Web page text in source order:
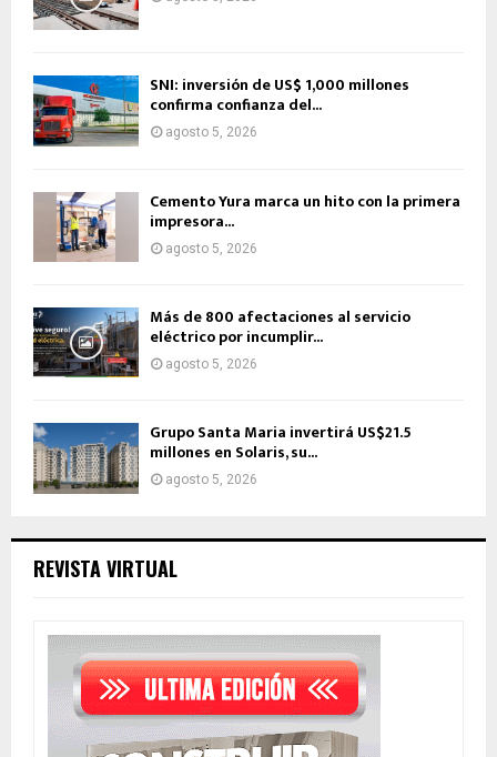
SNI: inversión de US$ 1,000 millones
confirma confianza del...
agosto 5, 2026
Cemento Yura marca un hito con la primera
impresora...
agosto 5, 2026
Más de 800 afectaciones al servicio
eléctrico por incumplir...
agosto 5, 2026
Grupo Santa Maria invertirá US$21.5
millones en Solaris, su...
agosto 5, 2026
REVISTA VIRTUAL